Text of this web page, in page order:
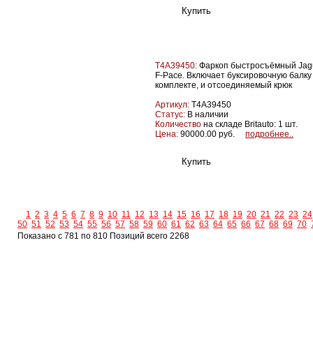
T4A39450: Фаркоп быстросъёмный
F-Pace. Включает буксировочную балку
комплекте, и отсоединяемый крюк
Артикул: T4A39450
Статус: В наличии
Количество на складе Britauto: 1 шт.
Цена: 90000.00 руб. подробнее..
1 2 3 4 5 6 7 8 9 10 11 12 13 14 15 16 17 18 19 20 21 22 23 24
50 51 52 53 54 55 56 57 58 59 60 61 62 63 64 65 66 67 68 69 70
Показано с 781 по 810 Позиций всего 2268